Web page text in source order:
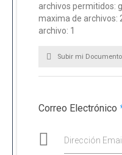
archivos permitidos:
maxima de archivos:
archivo: 1
Subir mi
Correo Electrónico
Dirección Email